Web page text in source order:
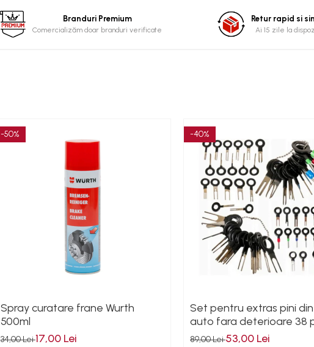
Branduri Premium
Comercializăm doar branduri verificate
Retur rapid si
Ai 15 zile la
-50%
Spray curatare frane Wurth
500ml
34,00 Lei17,00 Lei
-40%
Set pentru extras pini
auto fara deterioare 38
89,00 Lei53,00 Lei